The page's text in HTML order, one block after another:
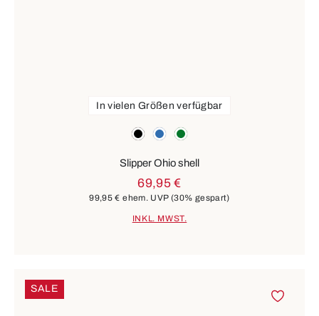
schwarz
blau grün
In vielen Größen verfügbar
Slipper Ohio shell
69,95 €
99,95 € ehem. UVP (30% gespart)
INKL. MWST.
SALE